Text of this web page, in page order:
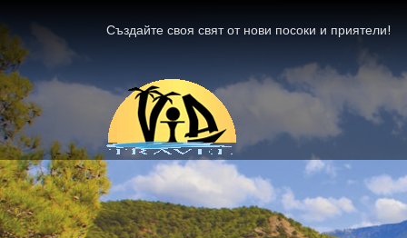
Създайте своя свят от нови посоки и приятели!